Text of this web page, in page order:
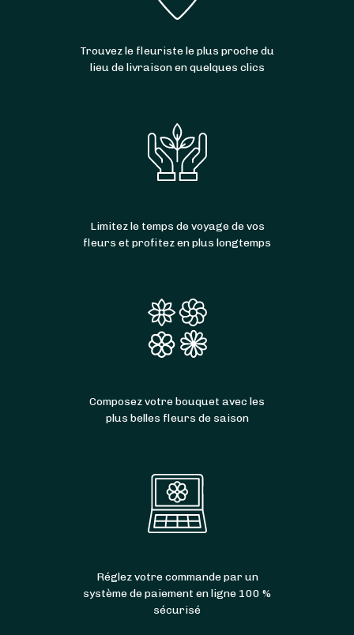
Trouvez le fleuriste le plus proche du
lieu de livraison en quelques clics
Limitez le temps de voyage de vos
fleurs et profitez en plus longtemps
Composez votre bouquet avec les
plus belles fleurs de saison
Réglez votre commande par un
système de paiement en ligne 100 %
sécurisé